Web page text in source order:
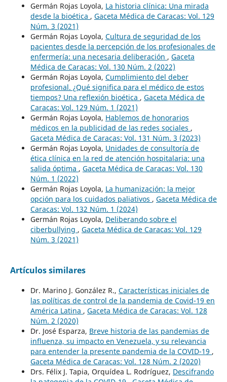
Germán Rojas Loyola, La historia clínica: Una mirada
desde la bioética , Gaceta Médica de Caracas: Vol. 129
Núm. 3 (2021)
Germán Rojas Loyola, Cultura de seguridad de los
pacientes desde la percepción de los profesionales de
enfermería: una necesaria deliberación , Gaceta
Médica de Caracas: Vol. 130 Núm. 2 (2022)
Germán Rojas Loyola, Cumplimiento del deber
profesional. ¿Qué significa para el médico de estos
tiempos? Una reflexión bioética , Gaceta Médica de
Caracas: Vol. 129 Núm. 1 (2021)
Germán Rojas Loyola, Hablemos de honorarios
médicos en la publicidad de las redes sociales ,
Gaceta Médica de Caracas: Vol. 131 Núm. 3 (2023)
Germán Rojas Loyola, Unidades de consultoría de
ética clínica en la red de atención hospitalaria: una
salida óptima , Gaceta Médica de Caracas: Vol. 130
Núm. 1 (2022)
Germán Rojas Loyola, La humanización: la mejor
opción para los cuidados paliativos , Gaceta Médica de
Caracas: Vol. 132 Núm. 1 (2024)
Germán Rojas Loyola, Deliberando sobre el
ciberbullying , Gaceta Médica de Caracas: Vol. 129
Núm. 3 (2021)
Artículos similares
Dr. Marino J. González R., Características iniciales de
las políticas de control de la pandemia de Covid-19 en
América Latina , Gaceta Médica de Caracas: Vol. 128
Núm. 2 (2020)
Dr. José Esparza, Breve historia de las pandemias de
influenza, su impacto en Venezuela, y su relevancia
para entender la presente pandemia de la COVID-19 ,
Gaceta Médica de Caracas: Vol. 128 Núm. 2 (2020)
Drs. Félix J. Tapia, Orquídea L. Rodríguez, Descifrando